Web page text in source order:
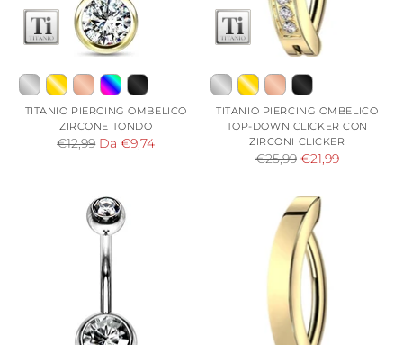
TITANIO PIERCING OMBELICO
ZIRCONE TONDO
Prezzo
€12,99 Da €9,74
TITANIO PIERCING OMBELICO
TOP-DOWN CLICKER CON
ZIRCONI CLICKER
Prezzo
€25,99 €21,99